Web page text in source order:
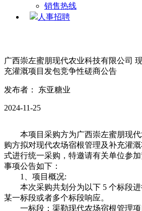
销售热线
人事招聘
广西崇左蜜朋现代农业科技有限公司
充灌溉项目发包竞争性磋商公告
发布者： 东亚糖业
2024-11-25
本项目采购方为广西崇左蜜朋现代
购方拟对现代农场宿根管理及补充灌
式进行统一采购，特邀请有关单位参
事项公告如下：
1、项目概况:
本次采购共划分为以下 5 个标段进
某一标段或者多个标段响应。
一标段：渠勒现代农场宿根管理项